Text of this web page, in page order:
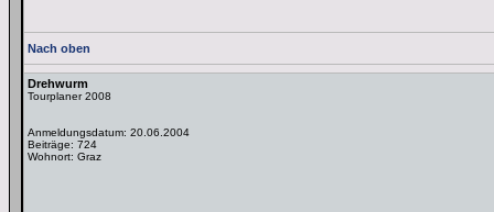
Nach oben
Drehwurm
Tourplaner 2008
Anmeldungsdatum: 20.06.2004
Beiträge: 724
Wohnort: Graz